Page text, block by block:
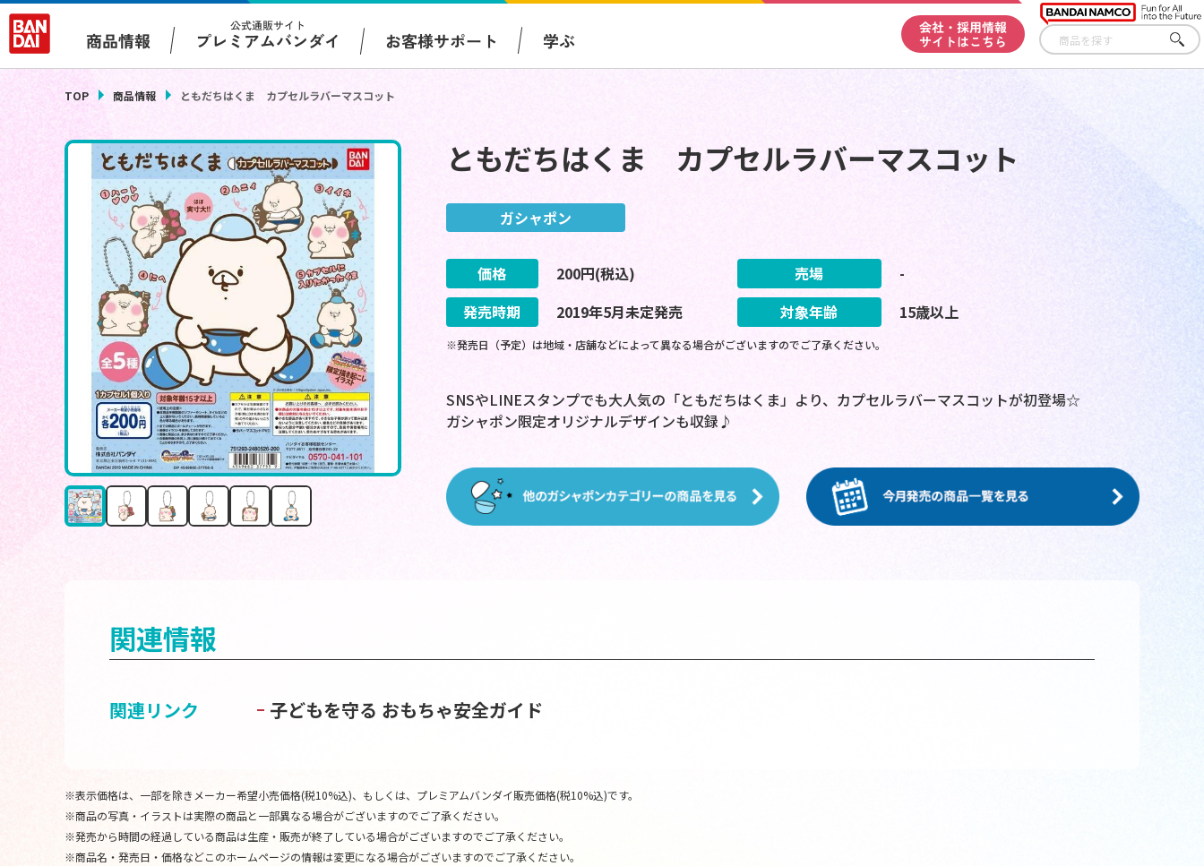
商品情報
公式通販サイト
プレミアムバンダイ お客様サポート 学ぶ
会社・採用情報
サイトはこちら
さが
す
TOP 商品情報 ともだちはくま カプセルラバーマスコット
ともだちはくま カプセルラバーマスコット
ガシャポン
価格 200円(税込) 売場
-
発売時期
2019年5月未定発売 対象年齢 15歳以上
※発売日（予定）は地域・店舗などによって異なる場合がございますのでご了承ください。
SNSやLINEスタンプでも大人気の「ともだちはくま」より、カプセルラバーマスコットが初登場☆
ガシャポン限定オリジナルデザインも収録♪
関連情報
関連リンク 子どもを守る おもちゃ安全ガイド
※表示価格は、一部を除きメーカー希望小売価格(税10%込)、もしくは、プレミアムバンダイ販売価格(税10%込)です。
※商品の写真・イラストは実際の商品と一部異なる場合がございますのでご了承ください。
※発売から時間の経過している商品は生産・販売が終了している場合がございますのでご了承ください。
※商品名・発売日・価格などこのホームページの情報は変更になる場合がございますのでご了承ください。